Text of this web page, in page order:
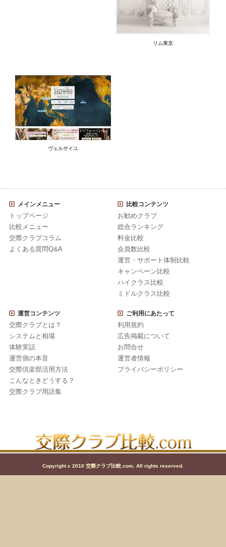
リム東京
ヴェルサイユ
メインメニュー
トップページ
比較メニュー
交際クラブコラム
よくある質問Q&A
比較コンテンツ
お勧めクラブ
総合ランキング
料金比較
会員数比較
運営・サポート体制比較
キャンペーン比較
ハイクラス比較
ミドルクラス比較
運営コンテンツ
交際クラブとは？
システムと相場
体験実話
運営側の本音
交際倶楽部活用方法
こんなときどうする？
交際クラブ用語集
ご利用にあたって
利用規約
広告掲載について
お問合せ
運営者情報
プライバシーポリシー
Copyright c 2010 交際クラブ比較.com. All rights reserved.